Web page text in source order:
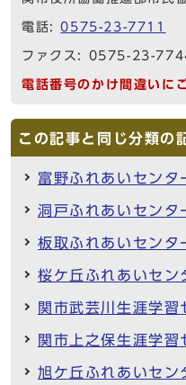
電話:0575-23-7711
ファクス: 0575-23-
電話番号のかけ間違いに
この記事と同じ分類の
富野ふれあいセンタ
洞戸ふれあいセンタ
板取ふれあいセンタ
桜ケ丘ふれあいセン
関市武芸川生涯学習
関市上之保生涯学習
旭ケ丘ふれあいセン